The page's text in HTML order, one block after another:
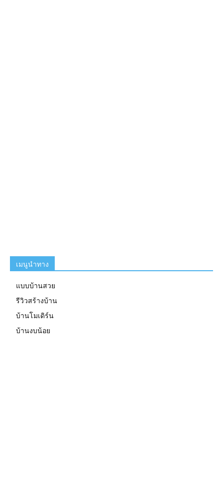
เมนูนำทาง
แบบบ้านสวย
รีวิวสร้างบ้าน
บ้านโมเดิร์น
บ้านงบน้อย